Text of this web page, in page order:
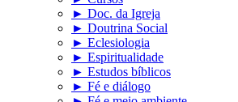
► Doc. da Igreja
► Doutrina Social
► Eclesiologia
► Espiritualidade
► Estudos bíblicos
► Fé e diálogo